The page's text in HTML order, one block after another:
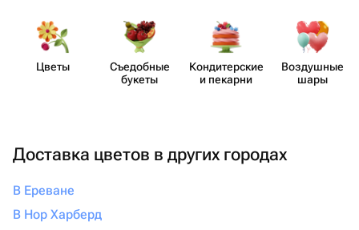
Цветы
Съедобные
букеты
Кондит​ерские
и пекарни
Воздушные
шары
Доставка цветов в других городах
В Ереване
В Нор Харберд